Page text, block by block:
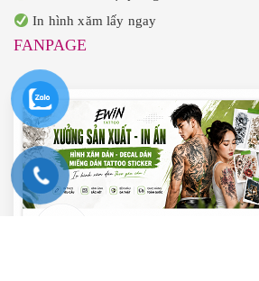
In hình xăm lấy ngay
FANPAGE